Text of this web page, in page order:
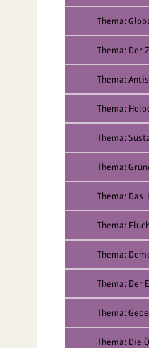
Thema:
Thema: Der
Thema:
Thema:
Thema:
Thema:
Thema: Das
Thema:
Thema:
Thema: Der
Thema:
Thema: Die